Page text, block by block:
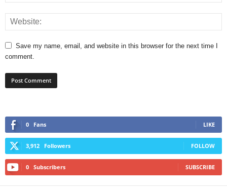
Save my name, email, and website in this browser for the next time I
comment.
0 Fans LIKE
3,912 Followers FOLLOW
0 Subscribers SUBSCRIBE